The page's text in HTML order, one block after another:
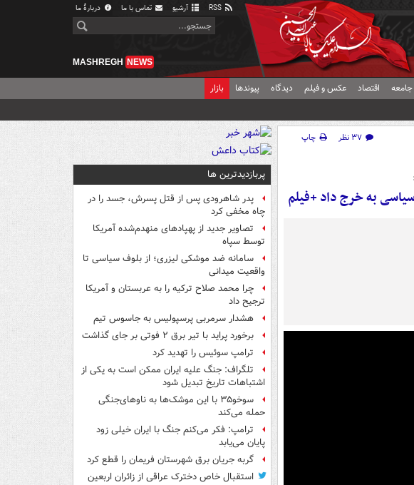
آرشیو تماس با ما دربارهٔ ما
MASHREGH NEWS
جامعه اقتصاد عکس و فیلم دیدگاه پیوندها بازار
۳۷ نظر
چاپ
به خرج داد +فیلم
پربازدیدترین ها
پدر شاهرودی پس از قتل پسرش، جسد را در
چاه مخفی کرد
تصاویر جدید از پهپادهای منهدم‌شده آمریکا
توسط سپاه
سامانه ضد موشکی لیزری؛ از بلوف سیاسی تا
واقعیت میدانی
چرا محمد صلاح ترکیه را به عربستان و آمریکا
ترجیح داد
هشدار سرمربی پرسپولیس به جاسوس تیم
برخورد پراید با تیر برق ۲ فوتی بر جای گذاشت
ترامپ سوئیس را تهدید کرد
تلگراف: جنگ علیه ایران ممکن است به یکی از
اشتباهات تاریخ تبدیل شود
سوخو۳۵ با این موشک‌ها به ناوهای‌جنگی
حمله می‌کند
ترامپ: فکر می‌کنم جنگ با ایران خیلی زود
پایان می‌یابد
گربه جریان برق شهرستان فریمان را قطع کرد
استقبال خاص دخترک عراقی از زائران اربعین